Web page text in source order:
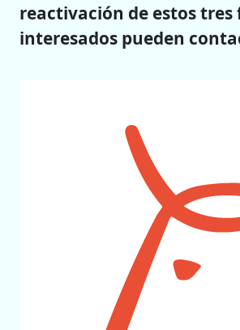
reactivación de estos
interesados pueden